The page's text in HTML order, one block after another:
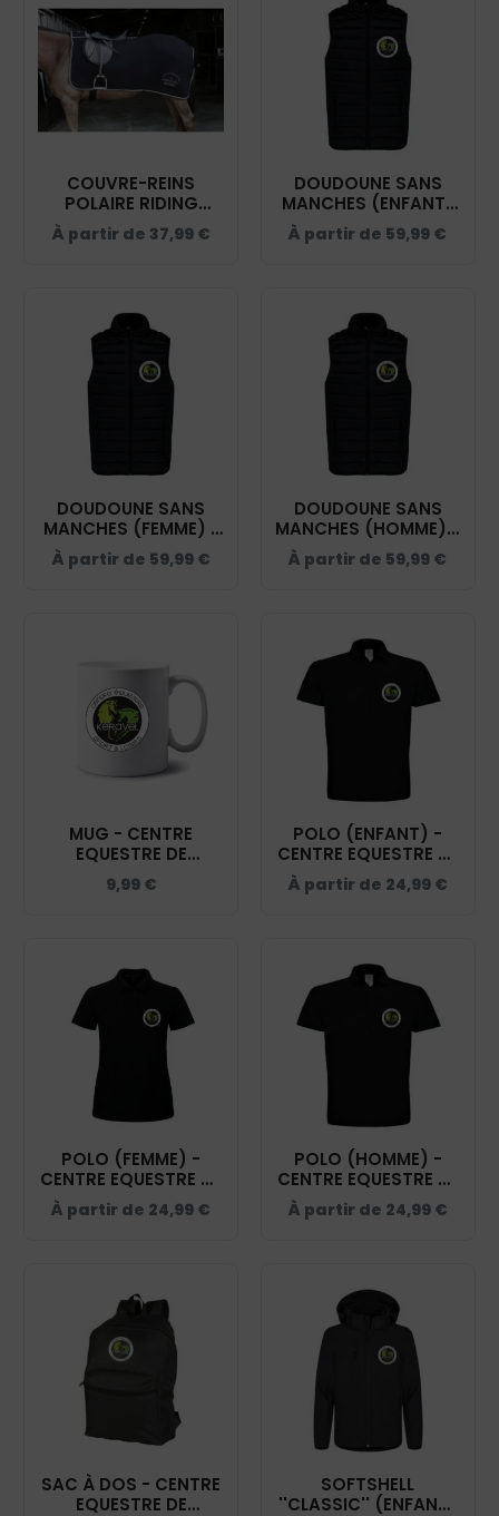
COUVRE-REINS
POLAIRE RIDING
WORLD - CENTRE
EQUESTRE DE
À partir de 37,99 €
DOUDOUNE SANS
MANCHES (ENFANT)
- CENTRE EQUESTRE
DE KERAVEL - NOIR -
À partir de 59,99 €
DOUDOUNE SANS
MANCHES (FEMME) -
CENTRE EQUESTRE DE
KERAVEL - K6114
À partir de 59,99 €
DOUDOUNE SANS
MANCHES (HOMME) -
CENTRE EQUESTRE DE
KERAVEL - K6113
À partir de 59,99 €
MUG - CENTRE
EQUESTRE DE
KERAVEL - MUG001
9,99 €
POLO (ENFANT) -
CENTRE EQUESTRE DE
KERAVEL - NOIR -
BCK424
À partir de 24,99 €
POLO (FEMME) -
CENTRE EQUESTRE DE
KERAVEL - BCI1F
À partir de 24,99 €
POLO (HOMME) -
CENTRE EQUESTRE DE
KERAVEL - BCID1
À partir de 24,99 €
SAC À DOS - CENTRE
EQUESTRE DE
SOFTSHELL
''CLASSIC'' (ENFANT)